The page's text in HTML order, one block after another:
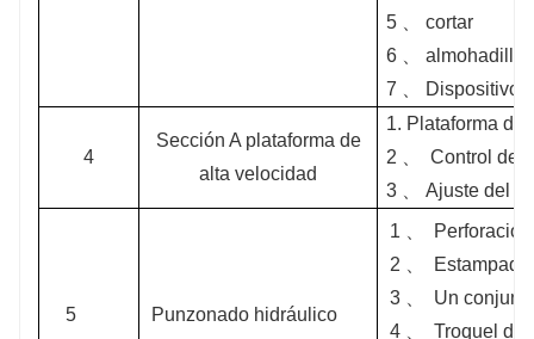
5 、 cortar
6 、 almohadilla
7 、 Dispositivo
4
Sección A plataforma de
alta velocidad
1. Plataforma de
2 、
Control de
3 、 Ajuste del
5 Punzonado hidráulico
1 、
2 、
3 、
Un
4 、
Troquel de